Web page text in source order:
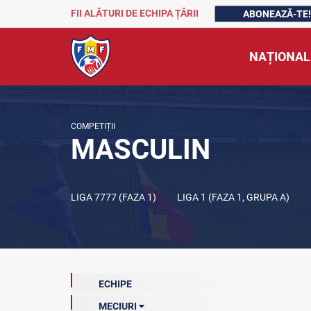
FII ALĂTURI DE ECHIPA ȚĂRII ABONEAZĂ-TE!
COMPETIȚII
MASCULIN
LIGA 7777 (FAZA 1) LIGA 1 (FAZA 1, GRUPA A)
ECHIPE
MECIURI